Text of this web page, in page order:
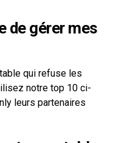
de gérer mes
qui refuse les
notre top 10 ci-
leurs partenaires